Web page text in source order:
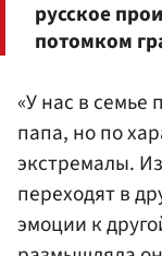
русское
потомком
«У нас в семье
папа, но по
экстремалы.
переходят в
эмоции к